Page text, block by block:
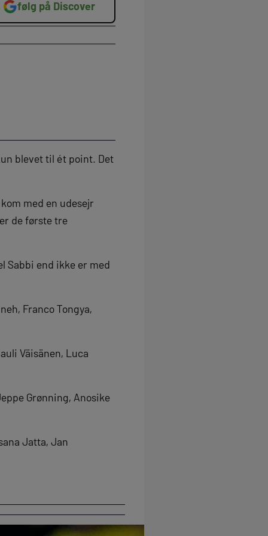
følg på Discover
blevet til ét point. Det
med en udesejr
de første tre
Sabbi end ikke er med
Franco Tongya,
Väisänen, Luca
Grønning, Anosike
Jatta, Jan